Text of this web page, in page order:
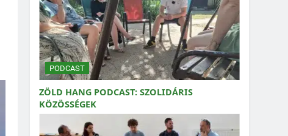
PODCAST
ZÖLD HANG PODCAST: SZOLIDÁRIS
KÖZÖSSÉGEK